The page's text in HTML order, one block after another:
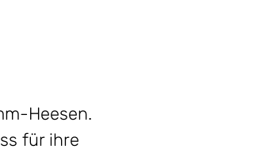
Heesen.
für ihre